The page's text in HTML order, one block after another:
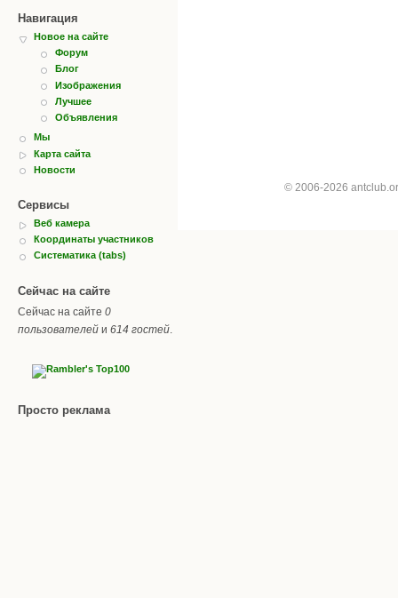
Навигация
Новое на сайте
Форум
Блог
Изображения
Лучшее
Объявления
Мы
Карта сайта
Новости
Сервисы
Веб камера
Координаты участников
Систематика (tabs)
Сейчас на сайте
Сейчас на сайте 0
пользователей и 614 гостей.
Просто реклама
© 2006-2026